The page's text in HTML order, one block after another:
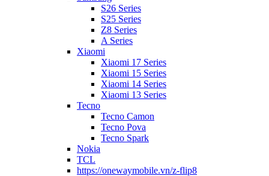
S26 Series
S25 Series
Z8 Series
A Series
Xiaomi
Xiaomi 17 Series
Xiaomi 15 Series
Xiaomi 14 Series
Xiaomi 13 Series
Tecno
Tecno Camon
Tecno Pova
Tecno Spark
Nokia
TCL
https://onewaymobile.vn/z-flip8